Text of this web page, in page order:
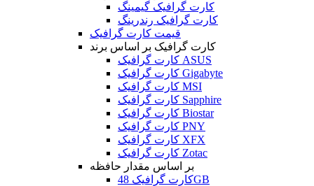
کارت گرافیک گیمینگ
کارت گرافیک رندرینگ
قیمت کارت گرافیک
کارت گرافیک بر اساس برند
کارت گرافیک ASUS
کارت گرافیک Gigabyte
کارت گرافیک MSI
کارت گرافیک Sapphire
کارت گرافیک Biostar
کارت گرافیک PNY
کارت گرافیک XFX
کارت گرافیک Zotac
بر اساس مقدار حافظه
کارت گرافیک 48GB